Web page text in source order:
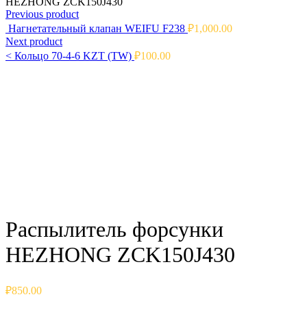
Previous product
Нагнетательный клапан WEIFU F238 ₽1,000.00
Next product
< Кольцо 70-4-6 KZT (TW) ₽100.00
Распылитель форсунки
HEZHONG ZCK150J430
₽850.00